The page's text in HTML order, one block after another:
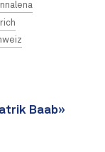
Baab»